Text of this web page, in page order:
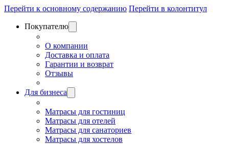
Перейти к основному содержанию Перейти в колонтитул
Покупателю
О компании
Доставка и оплата
Гарантии и возврат
Отзывы
Для бизнеса
Матрасы для гостиниц
Матрасы для отелей
Матрасы для санаториев
Матрасы для хостелов